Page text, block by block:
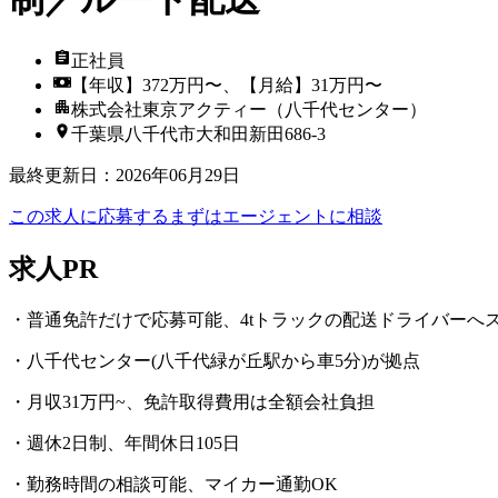
正社員
【年収】372万円〜、【月給】31万円〜
株式会社東京アクティー（八千代センター）
千葉県八千代市大和田新田686-3
最終更新日 ： 2026年06月29日
この求人に応募する まずはエージェントに相談
求人PR
・普通免許だけで応募可能、4tトラックの配送ドライバーへ
・八千代センター(八千代緑が丘駅から車5分)が拠点
・月収31万円~、免許取得費用は全額会社負担
・週休2日制、年間休日105日
・勤務時間の相談可能、マイカー通勤OK